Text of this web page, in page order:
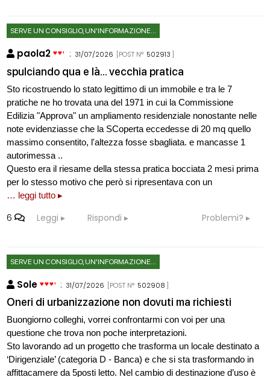
SERVE UN CONSIGLIO, UN'INFORMAZIONE...
paola2 : 31/07/2026 [POST N° 502913 ]
spulciando qua e là... vecchia pratica
Sto ricostruendo lo stato legittimo di un immobile e tra le 7
pratiche ne ho trovata una del 1971 in cui la Commissione
Edilizia "Approva" un ampliamento residenziale nonostante nelle
note evidenziasse che la SCoperta eccedesse di 20 mq quello
massimo consentito, l'altezza fosse sbagliata. e mancasse 1
autorimessa ..
Questo era il riesame della stessa pratica bocciata 2 mesi prima
per lo stesso motivo che però si ripresentava con un
… leggi tutto ▸
6 Leggi Rispondi Problemi?
SERVE UN CONSIGLIO, UN'INFORMAZIONE...
Sole : 31/07/2026 [POST N° 502908 ]
Oneri di urbanizzazione non dovuti ma richiesti
Buongiorno colleghi, vorrei confrontarmi con voi per una
questione che trova non poche interpretazioni.
Sto lavorando ad un progetto che trasforma un locale destinato a
‘Dirigenziale’ (categoria D - Banca) e che si sta trasformando in
affittacamere da 5posti letto. Nel cambio di destinazione d’uso è